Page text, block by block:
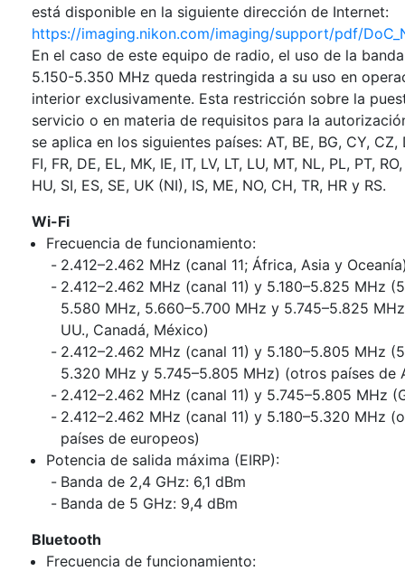
está disponible en la siguiente dirección de Internet:
https://imaging.nikon.com/imaging/support/pdf/
En el caso de este equipo de radio, el uso de la
5.150-5.350 MHz queda restringida a su uso en
interior exclusivamente. Esta restricción sobre la
servicio o en materia de requisitos para la
se aplica en los siguientes países: AT, BE, BG, CY, CZ,
FI, FR, DE, EL, MK, IE, IT, LV, LT, LU, MT, NL, PL, PT,
HU, SI, ES, SE, UK (NI), IS, ME, NO, CH, TR, HR y RS.
Wi-Fi
Frecuencia de funcionamiento:
2.412–2.462 MHz (canal 11; África, Asia y
2.412–2.462 MHz (canal 11) y 5.180–5.825 MHz
5.580 MHz, 5.660–5.700 MHz y 5.745–5.825
UU., Canadá, México)
2.412–2.462 MHz (canal 11) y 5.180–5.805 MHz
5.320 MHz y 5.745–5.805 MHz) (otros países de
2.412–2.462 MHz (canal 11) y 5.745–5.805 MHz
2.412–2.462 MHz (canal 11) y 5.180–5.320 MHz
países de europeos)
Potencia de salida máxima (EIRP):
Banda de 2,4 GHz: 6,1 dBm
Banda de 5 GHz: 9,4 dBm
Bluetooth
Frecuencia de funcionamiento: